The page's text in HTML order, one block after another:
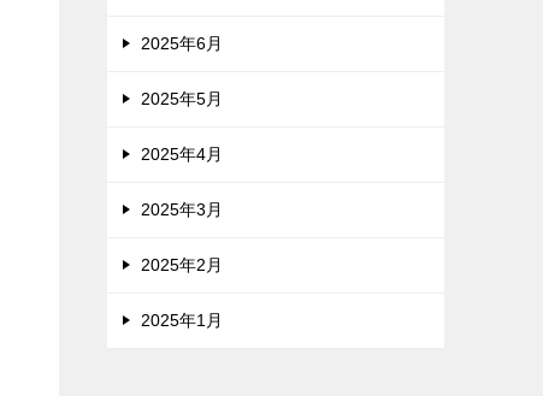
2025年6月
2025年5月
2025年4月
2025年3月
2025年2月
2025年1月